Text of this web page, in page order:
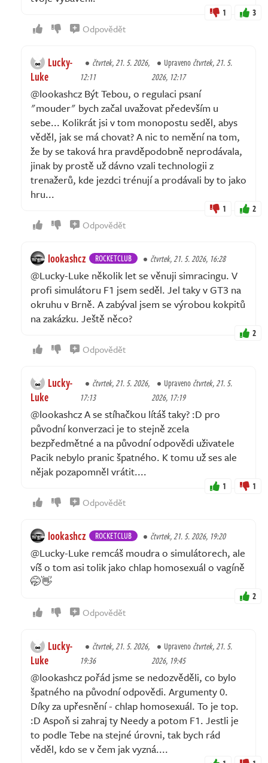
1 3
Odpovědět
Lucky-
Luke
čtvrtek, 21. 5. 2026,
12:11
Upravenočtvrtek, 21. 5.
2026, 12:17
@lookashcz Být Tebou, o regulaci psaní
"mouder" bych začal uvažovat především u
sebe... Kolikrát jsi v tom monopostu seděl, abys
věděl, jak se má chovat? A nic to nemění na tom,
že by se taková hra pravděpodobně neprodávala,
jinak by prostě už dávno vzali technologii z
trenažerů, kde jezdci trénují a prodávali by to jako
hru...
1 2
Odpovědět
lookashcz ROCKETCLUB čtvrtek, 21. 5. 2026, 16:28
@Lucky-Luke několik let se věnuji simracingu. V
profi simulátoru F1 jsem seděl. Jel taky v GT3 na
okruhu v Brně. A zabýval jsem se výrobou kokpitů
na zakázku. Ještě něco?
2
Odpovědět
Lucky-
Luke
čtvrtek, 21. 5. 2026,
17:13
Upravenočtvrtek, 21. 5.
2026, 17:19
@lookashcz A se stíhačkou lítáš taky? :D pro
původní konverzaci je to stejně zcela
bezpředmětné a na původní odpovědi uživatele
Pacik nebylo pranic špatného. K tomu už ses ale
nějak pozapomněl vrátit....
1 1
Odpovědět
lookashcz ROCKETCLUB čtvrtek, 21. 5. 2026, 19:20
@Lucky-Luke remcáš moudra o simulátorech, ale
víš o tom asi tolik jako chlap homosexuál o vagíně
🤭👋
2
Odpovědět
Lucky-
Luke
čtvrtek, 21. 5. 2026,
19:36
Upravenočtvrtek, 21. 5.
2026, 19:45
@lookashcz pořád jsme se nedozvěděli, co bylo
špatného na původní odpovědi. Argumenty 0.
Díky za upřesnění - chlap homosexuál. To je top.
:D Aspoň si zahraj ty Needy a potom F1. Jestli je
to podle Tebe na stejné úrovni, tak bych rád
věděl, kdo se v čem jak vyzná....